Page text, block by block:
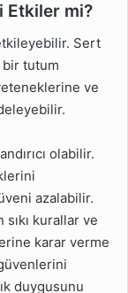
Etkiler mi?
Sert
tutum
ve
olabilir.
azalabilir.
kurallar ve
karar verme
duygusunu